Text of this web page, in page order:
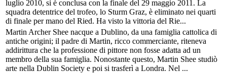
luglio 2010, si è conclusa con la finale del 29 maggio 2011. La
squadra detentrice del trofeo, lo Sturm Graz, è eliminato nei quarti
di finale per mano del Ried. Ha visto la vittoria del Rie...
Martin Archer Shee nacque a Dublino, da una famiglia cattolica di
antiche origini; il padre di Martin, ricco commerciante, riteneva
addirittura che la professione di pittore non fosse adatta ad un
membro della sua famiglia. Nonostante questo, Martin Shee studiò
arte nella Dublin Society e poi si trasferì a Londra. Nel ...